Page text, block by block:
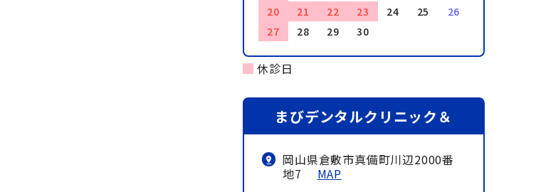
20
21 22 23 24 25
26
27
28 29 30
休診日
まびデンタルクリニック＆
岡山県倉敷市真備町川辺2000番
地7 MAP